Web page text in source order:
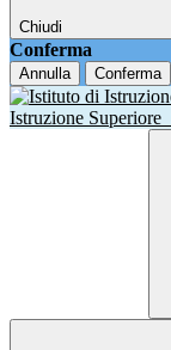
Chiudi
Conferma
Annulla Conferma
Istruzione Superiore